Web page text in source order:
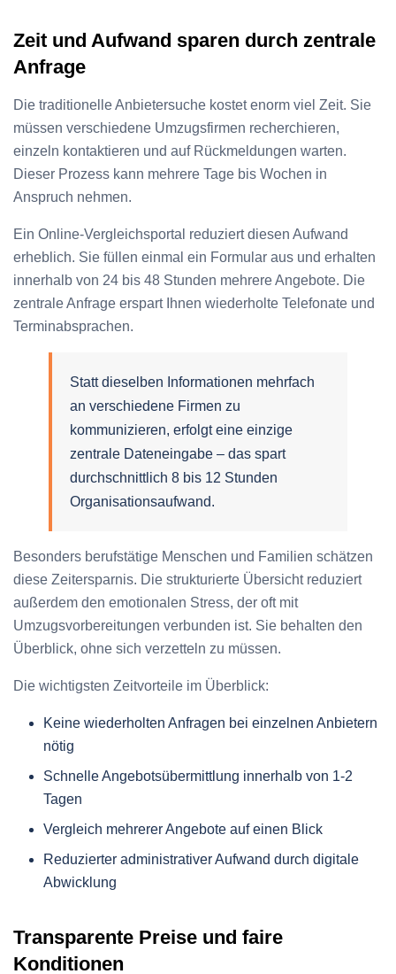
Zeit und Aufwand sparen durch zentrale
Anfrage
Die traditionelle Anbietersuche kostet enorm viel Zeit. Sie
müssen verschiedene Umzugsfirmen recherchieren,
einzeln kontaktieren und auf Rückmeldungen warten.
Dieser Prozess kann mehrere Tage bis Wochen in
Anspruch nehmen.
Ein Online-Vergleichsportal reduziert diesen Aufwand
erheblich. Sie füllen einmal ein Formular aus und erhalten
innerhalb von 24 bis 48 Stunden mehrere Angebote. Die
zentrale Anfrage erspart Ihnen wiederholte Telefonate und
Terminabsprachen.
Statt dieselben Informationen mehrfach
an verschiedene Firmen zu
kommunizieren, erfolgt eine einzige
zentrale Dateneingabe – das spart
durchschnittlich 8 bis 12 Stunden
Organisationsaufwand.
Besonders berufstätige Menschen und Familien schätzen
diese Zeitersparnis. Die strukturierte Übersicht reduziert
außerdem den emotionalen Stress, der oft mit
Umzugsvorbereitungen verbunden ist. Sie behalten den
Überblick, ohne sich verzetteln zu müssen.
Die wichtigsten Zeitvorteile im Überblick:
Keine wiederholten Anfragen bei einzelnen Anbietern
nötig
Schnelle Angebotsübermittlung innerhalb von 1-2
Tagen
Vergleich mehrerer Angebote auf einen Blick
Reduzierter administrativer Aufwand durch digitale
Abwicklung
Transparente Preise und faire
Konditionen